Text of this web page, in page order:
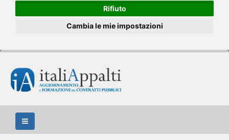
Rifiuto
Cambia le mie impostazioni